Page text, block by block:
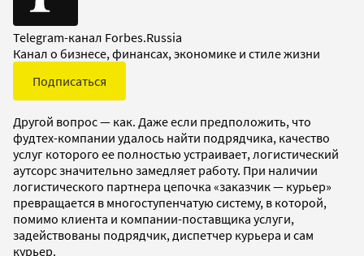
Telegram-канал Forbes.Russia
Канал о бизнесе, финансах, экономике и стиле жизни
Подписаться
Другой вопрос — как. Даже если предположить, что
фудтех-компании удалось найти подрядчика, качество
услуг которого ее полностью устраивает, логистический
аутсорс значительно замедляет работу. При наличии
логистического партнера цепочка «заказчик — курьер»
превращается в многоступенчатую систему, в которой,
помимо клиента и компании-поставщика услуги,
задействованы подрядчик, диспетчер курьера и сам
курьер.